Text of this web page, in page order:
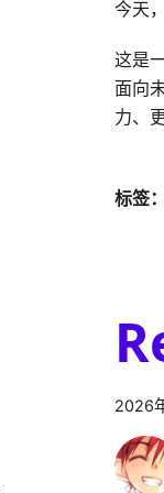
今天
这是
面向
力、
标签
2026